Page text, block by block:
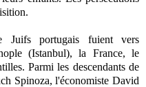
portugais fuient vers
(Istanbul), la France, le
Parmi les descendants de
Spinoza, l'économiste David